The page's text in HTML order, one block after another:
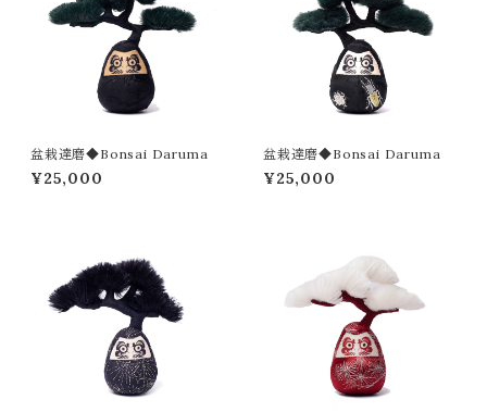
盆栽達磨◆Bonsai Daruma
¥25,000
盆栽達磨◆Bonsai Daruma
¥25,000